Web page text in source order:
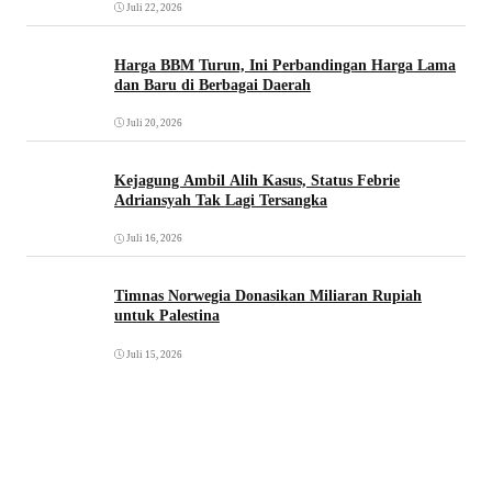
Juli 22, 2026
Harga BBM Turun, Ini Perbandingan Harga Lama
dan Baru di Berbagai Daerah
Juli 20, 2026
Kejagung Ambil Alih Kasus, Status Febrie
Adriansyah Tak Lagi Tersangka
Juli 16, 2026
Timnas Norwegia Donasikan Miliaran Rupiah
untuk Palestina
Juli 15, 2026